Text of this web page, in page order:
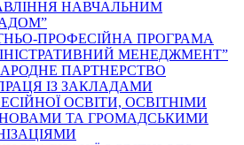
НАВЧАЛЬНИМ
ПРОФЕСІЙНА ПРОГРАМА
МЕНЕДЖМЕНТ”
ПАРТНЕРСТВО
ІЗ ЗАКЛАДАМИ
ОСВІТИ, ОСВІТНІМИ
ТА ГРОМАДСЬКИМИ